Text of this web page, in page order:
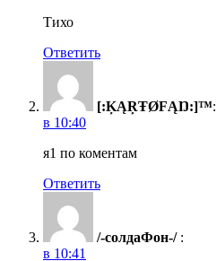
Тихо
Ответить
[:ĶĄŖŦØFĄŊ:]™:
в 10:40
я1 по коментам
Ответить
/-солдаФон-/ :
в 10:41